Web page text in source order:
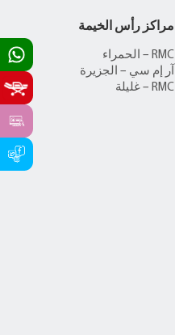
مراكز رأس الخيمة
RMC – الحمراء
آر إم سي – الجزيرة
RMC – غليلة